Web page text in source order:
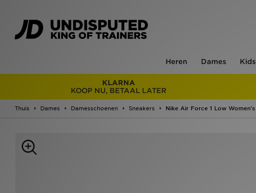
Heren Dames Kids
KLARNA
KOOP NU, BETAAL LATER
Thuis Dames Damesschoenen Sneakers Nike Air Force 1 Low Women's